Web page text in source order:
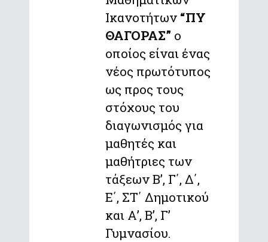
Ικανοτήτων “ΠΥ
ΘΑΓΟΡΑΣ” ο
οποίος είναι ένας
νέος πρωτότυπος
ως προς τους
στόχους του
διαγωνισμός για
μαθητές και
μαθήτριες των
τάξεων Β’, Γ΄, Δ΄,
Ε΄, ΣΤ΄ Δημοτικού
και Α’, Β’, Γ’
Γυμνασίου.